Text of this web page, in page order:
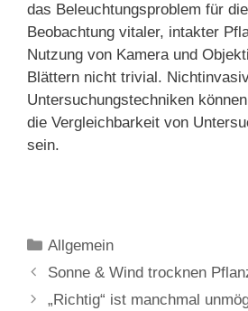
das Beleuchtungsproblem für
Beobachtung vitaler, intakter
Nutzung von Kamera und
Blättern nicht trivial.
Untersuchungstechniken
die Vergleichbarkeit von
sein.
Kategorien
Allgemein
Sonne & Wind trocknen
„Richtig“ ist manchmal